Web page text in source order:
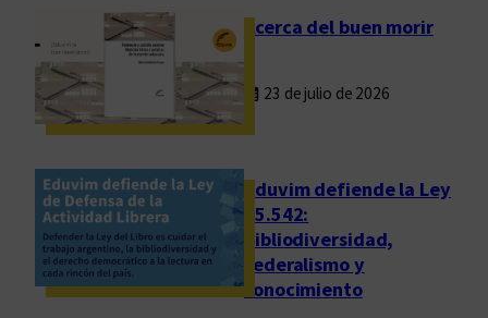
e
c
d
l
o
s
l
i
Acerca del buen morir
23 de julio de 2026
Eduvim defiende la Ley
25.542:
bibliodiversidad,
federalismo y
conocimiento